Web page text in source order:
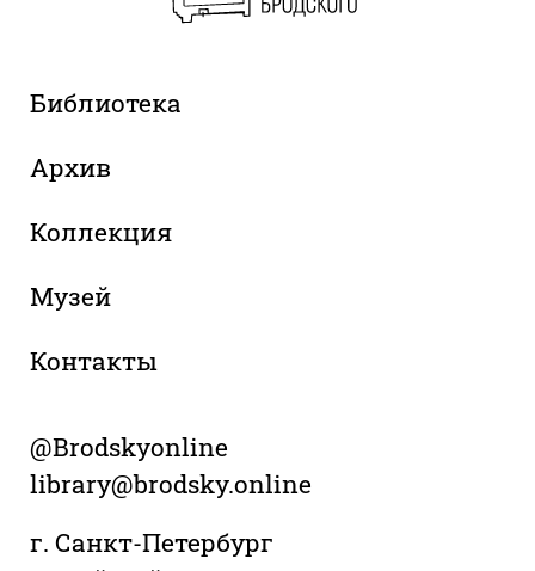
Библиотека
Архив
Коллекция
Музей
Контакты
@Brodskyonline
library@brodsky.online
г. Санкт-Петербург